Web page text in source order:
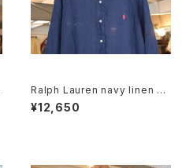
Ralph Lauren navy linen B.
D. Shirt
¥12,650